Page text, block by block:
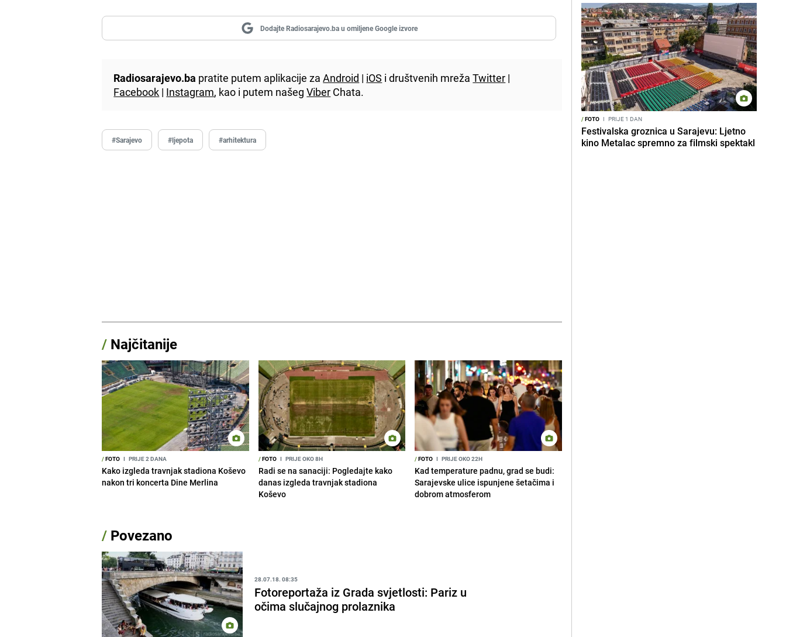
Dodajte Radiosarajevo.ba u omiljene Google izvore
Radiosarajevo.ba pratite putem aplikacije zaAndroid | iOS i društvenih mrežaTwitter |
Facebook | Instagram, kao i putem našegViber Chata.
#Sarajevo #ljepota #arhitektura
/ Najčitanije
/FOTO I PRIJE 2 DANA
Kako izgleda travnjak stadiona Koševo
nakon tri koncerta Dine Merlina
/FOTO I PRIJE OKO 8H
Radi se na sanaciji: Pogledajte kako
danas izgleda travnjak stadiona
Koševo
/FOTO I PRIJE OKO 22H
Kad temperature padnu, grad se budi:
Sarajevske ulice ispunjene šetačima i
dobrom atmosferom
/ Povezano
28.07.18. 08:35
Fotoreportaža iz Grada svjetlosti: Pariz u
očima slučajnog prolaznika
/FOTO I PRIJE 1 DAN
Festivalska groznica u Sarajevu: Ljetno
kino Metalac spremno za filmski spektakl